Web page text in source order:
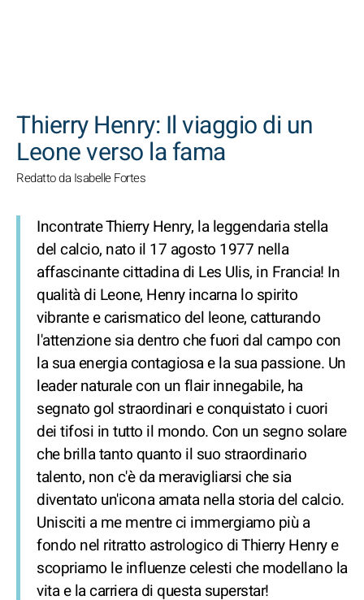
Thierry Henry: Il viaggio di un
Leone verso la fama
Redatto da Isabelle Fortes
Incontrate Thierry Henry, la leggendaria stella
del calcio, nato il 17 agosto 1977 nella
affascinante cittadina di Les Ulis, in Francia! In
qualità di Leone, Henry incarna lo spirito
vibrante e carismatico del leone, catturando
l'attenzione sia dentro che fuori dal campo con
la sua energia contagiosa e la sua passione. Un
leader naturale con un flair innegabile, ha
segnato gol straordinari e conquistato i cuori
dei tifosi in tutto il mondo. Con un segno solare
che brilla tanto quanto il suo straordinario
talento, non c'è da meravigliarsi che sia
diventato un'icona amata nella storia del calcio.
Unisciti a me mentre ci immergiamo più a
fondo nel ritratto astrologico di Thierry Henry e
scopriamo le influenze celesti che modellano la
vita e la carriera di questa superstar!